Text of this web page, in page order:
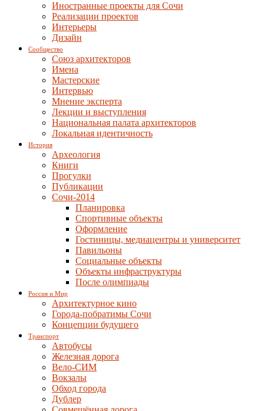
Иностранные проекты для Сочи
Реализации проектов
Интерьеры
Дизайн
Сообщество
Союз архитекторов
Имена
Мастерские
Интервью
Мнение эксперта
Лекции и выступления
Национальная палата архитекторов
Локальная идентичность
История
Археология
Книги
Прогулки
Публикации
Сочи-2014
Планировка
Спортивные объекты
Оформление
Гостиницы, медиацентры и университет
Павильоны
Социальные объекты
Объекты инфраструктуры
После олимпиады
Россия и Мир
Архитектурное кино
Города-побратимы Сочи
Концепции будущего
Транспорт
Автобусы
Железная дорога
Вело-СИМ
Вокзалы
Обход города
Дублер